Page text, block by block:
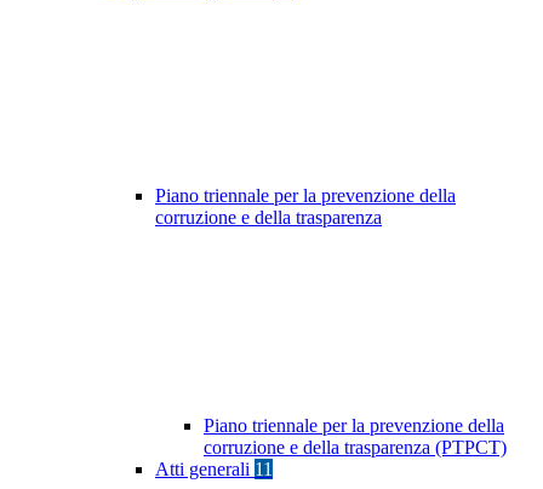
Piano triennale per la prevenzione della
corruzione e della trasparenza
Piano triennale per la prevenzione della
corruzione e della trasparenza (PTPCT)
Atti generali 11